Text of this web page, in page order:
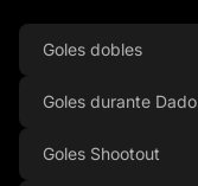
Goles dobles
Goles durante Dado
Goles Shootout